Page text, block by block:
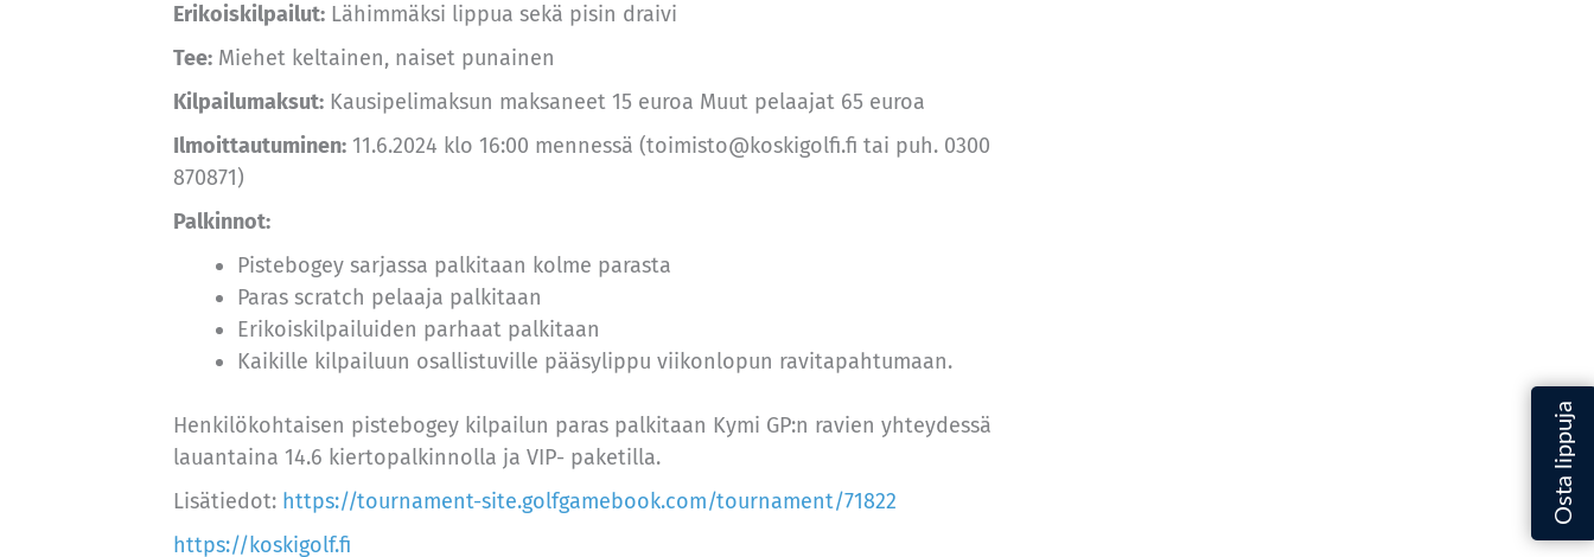
Erikoiskilpailut: Lähimmäksi lippua sekä pisin draivi
Tee: Miehet keltainen, naiset punainen
Kilpailumaksut: Kausipelimaksun maksaneet 15 euroa Muut pelaajat 65 euroa
Ilmoittautuminen: 11.6.2024 klo 16:00 mennessä (toimisto@koskigolfi.fi tai puh. 0300
870871)
Palkinnot:
Pistebogey sarjassa palkitaan kolme parasta
Paras scratch pelaaja palkitaan
Erikoiskilpailuiden parhaat palkitaan
Kaikille kilpailuun osallistuville pääsylippu viikonlopun ravitapahtumaan.
Henkilökohtaisen pistebogey kilpailun paras palkitaan Kymi GP:n ravien yhteydessä
lauantaina 14.6 kiertopalkinnolla ja VIP- paketilla.
Lisätiedot: https://tournament-site.golfgamebook.com/tournament/71822
https://koskigolf.fi